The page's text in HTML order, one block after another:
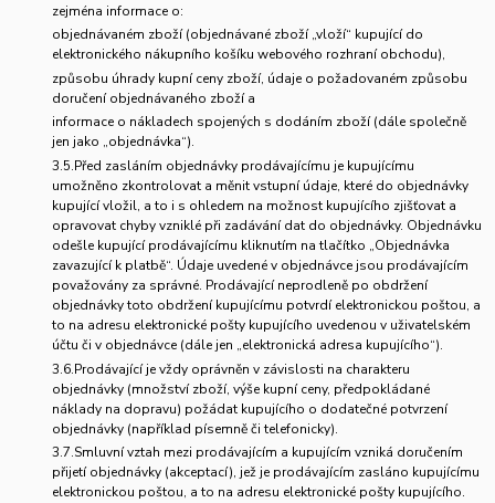
zejména informace o:
objednávaném zboží (objednávané zboží „vloží“ kupující do
elektronického nákupního košíku webového rozhraní obchodu),
způsobu úhrady kupní ceny zboží, údaje o požadovaném způsobu
doručení objednávaného zboží a
informace o nákladech spojených s dodáním zboží (dále společně
jen jako „objednávka“).
3.5.Před zasláním objednávky prodávajícímu je kupujícímu
umožněno zkontrolovat a měnit vstupní údaje, které do objednávky
kupující vložil, a to i s ohledem na možnost kupujícího zjišťovat a
opravovat chyby vzniklé při zadávání dat do objednávky. Objednávku
odešle kupující prodávajícímu kliknutím na tlačítko „Objednávka
zavazující k platbě“. Údaje uvedené v objednávce jsou prodávajícím
považovány za správné. Prodávající neprodleně po obdržení
objednávky toto obdržení kupujícímu potvrdí elektronickou poštou, a
to na adresu elektronické pošty kupujícího uvedenou v uživatelském
účtu či v objednávce (dále jen „elektronická adresa kupujícího“).
3.6.Prodávající je vždy oprávněn v závislosti na charakteru
objednávky (množství zboží, výše kupní ceny, předpokládané
náklady na dopravu) požádat kupujícího o dodatečné potvrzení
objednávky (například písemně či telefonicky).
3.7.Smluvní vztah mezi prodávajícím a kupujícím vzniká doručením
přijetí objednávky (akceptací), jež je prodávajícím zasláno kupujícímu
elektronickou poštou, a to na adresu elektronické pošty kupujícího.